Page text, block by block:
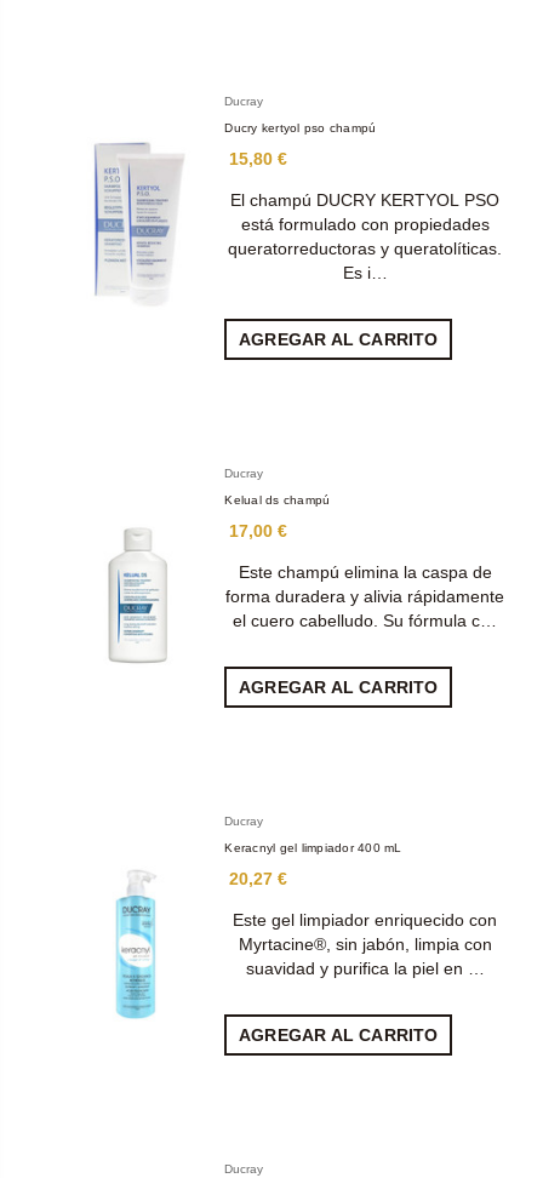
Ducray
Ducry kertyol pso champú
15,80 €
El champú DUCRY KERTYOL PSO
está formulado con propiedades
queratorreductoras y queratolíticas.
Es i…
AGREGAR AL CARRITO
Ducray
Kelual ds champú
17,00 €
Este champú elimina la caspa de
forma duradera y alivia rápidamente
el cuero cabelludo. Su fórmula c…
AGREGAR AL CARRITO
Ducray
Keracnyl gel limpiador 400 mL
20,27 €
Este gel limpiador enriquecido con
Myrtacine®, sin jabón, limpia con
suavidad y purifica la piel en …
AGREGAR AL CARRITO
Ducray